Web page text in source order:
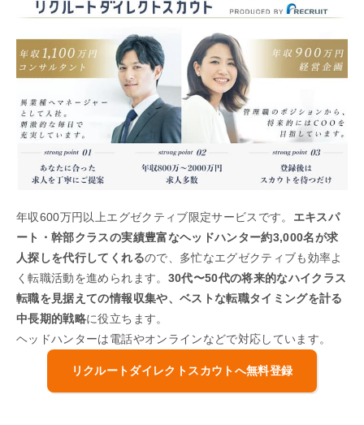
年収600万円以上エグゼクティブ限定サービスです。 エキスパ
ート・幹部クラスの実績豊富なヘッドハンター約3,000名が求
人探しを代行してくれるので、多忙なエグゼクティブも効率よ
く転職活動を進められます。 30代〜50代の将来的なハイクラス
転職を見据えての情報収集や、ベストな転職タイミングを計る
中長期的戦略に役立ちます。
ヘッドハンターは電話やオンラインなどで対応しています。
リクルートダイレクトスカウトへ無料登録